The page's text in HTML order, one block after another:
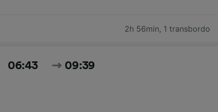
2h 56min, 1 transbordo
06:43 09:39